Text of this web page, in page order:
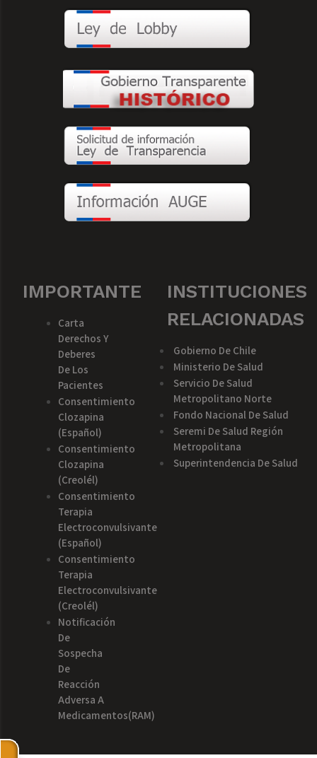
IMPORTANTE
Carta
Derechos Y
Deberes
De Los
Pacientes
Consentimiento
Clozapina
(español)
Consentimiento
Clozapina
(creolél)
Consentimiento
Terapia
Electroconvulsivante
(español)
Consentimiento
Terapia
Electroconvulsivante
(creolél)
Notificación
De
Sospecha
De
Reacción
Adversa A
Medicamentos(RAM)
INSTITUCIONES
RELACIONADAS
Gobierno De Chile
Ministerio De Salud
Servicio De Salud
Metropolitano Norte
Fondo Nacional De Salud
Seremi De Salud Región
Metropolitana
Superintendencia De Salud